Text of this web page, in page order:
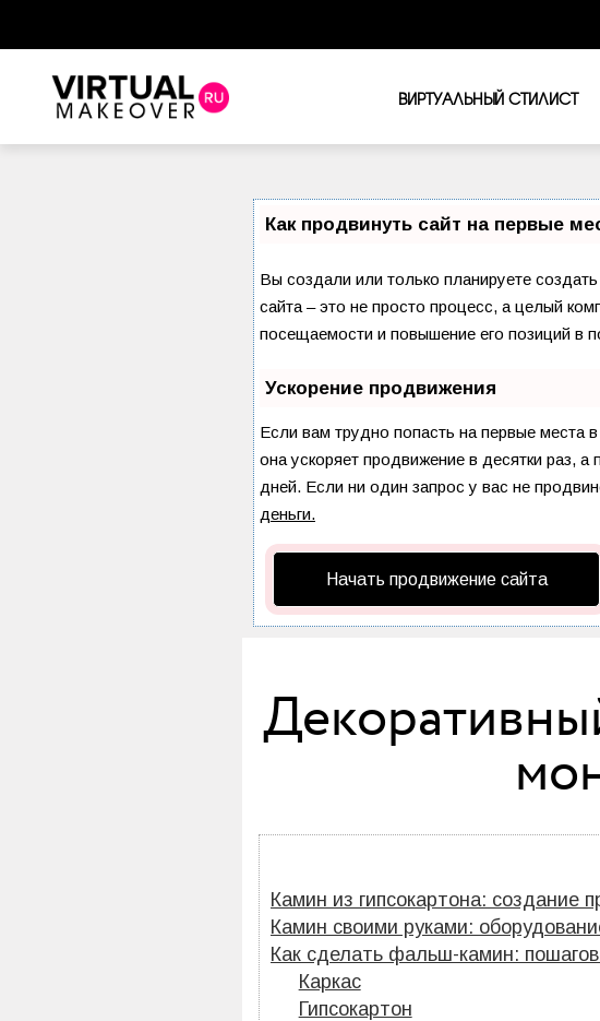
ВИРТУАЛЬНЫЙ СТИЛИСТ
Как продвинуть сайт на первые
Вы создали или только планируете
сайта – это не просто процесс, а целый
посещаемости и повышение его позиций в
Ускорение продвижения
Если вам трудно попасть на первые места
она ускоряет продвижение в десятки раз,
дней. Если ни один запрос у вас не
деньги.
Начать продвижение сайта
Камин из гипсокартона: создание
Камин своими руками:
Как сделать фальш-камин:
Каркас
Гипсокартон